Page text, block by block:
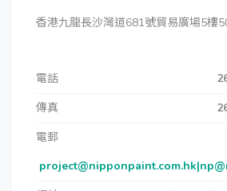
香港九龍長沙灣道681號貿易廣場5樓
電話
傳真
電郵